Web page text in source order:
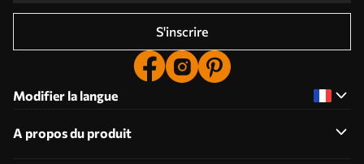
S'inscrire
Modifier la langue
A propos du produit